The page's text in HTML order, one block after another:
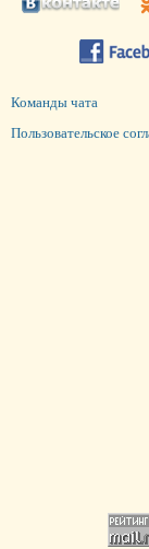
Команды чата
Пользовательское